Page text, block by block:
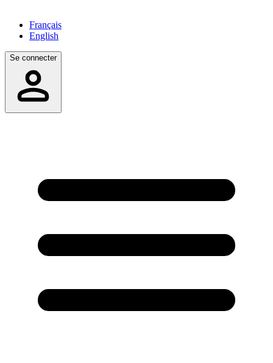
Français
English
Se connecter